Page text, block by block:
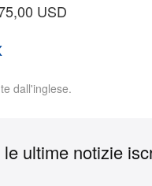
USD
dall'inglese.
ultime notizie